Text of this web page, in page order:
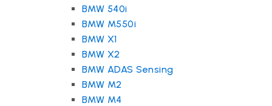
BMW 540i
BMW M550i
BMW X1
BMW X2
BMW ADAS Sensing
BMW M2
BMW M4